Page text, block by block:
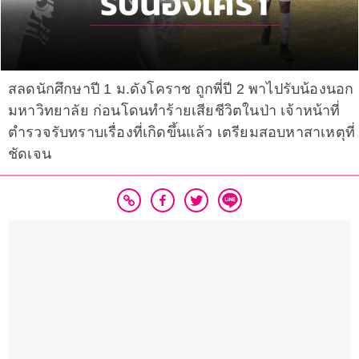
สลดนักศึกษาปี 1 ม.ดังโคราช ถูกพี่ปี 2 พาไปรับน้องนอก
มหาวิทยาลัย ก่อนโดนทำร้ายเสียชีวิตในป่า เจ้าหน้าที่
ตำรวจรับทราบเรื่องที่เกิดขึ้นแล้ว เตรียมสอบหาสาเหตุที่
ชัดเจน